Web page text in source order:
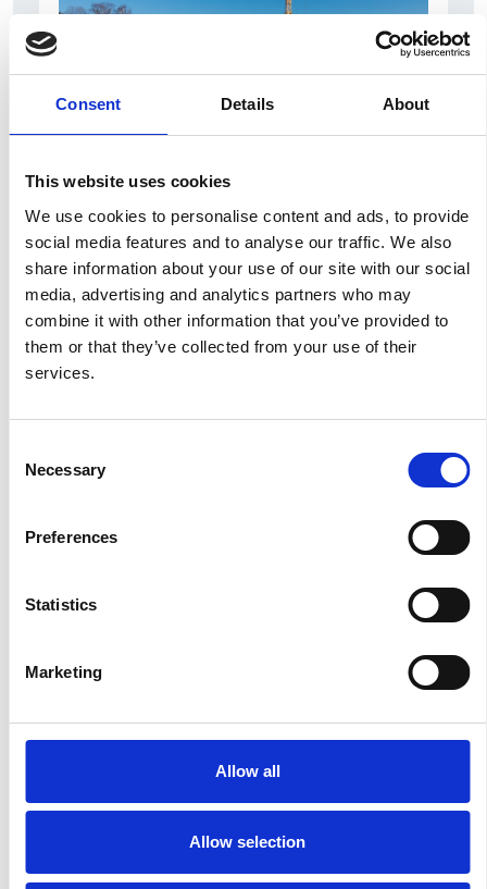
Consent Details About
This website uses cookies
We use cookies to personalise content and ads, to provide
social media features and to analyse our traffic. We also
share information about your use of our site with our social
media, advertising and analytics partners who may
combine it with other information that you’ve provided to
them or that they’ve collected from your use of their
services.
Selection
Necessary
Preferences
Statistics
Marketing
Allow all
Allow selection
Nel primo semestre è aumentata fortemente la
costruzione di nuove abitazioni
Repubblica Ceca
La Škoda avvia la produzione del suo SUV Peaq